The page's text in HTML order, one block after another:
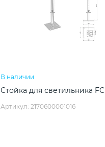
В наличии
Стойка для светильника FC
Артикул: 2170600001016